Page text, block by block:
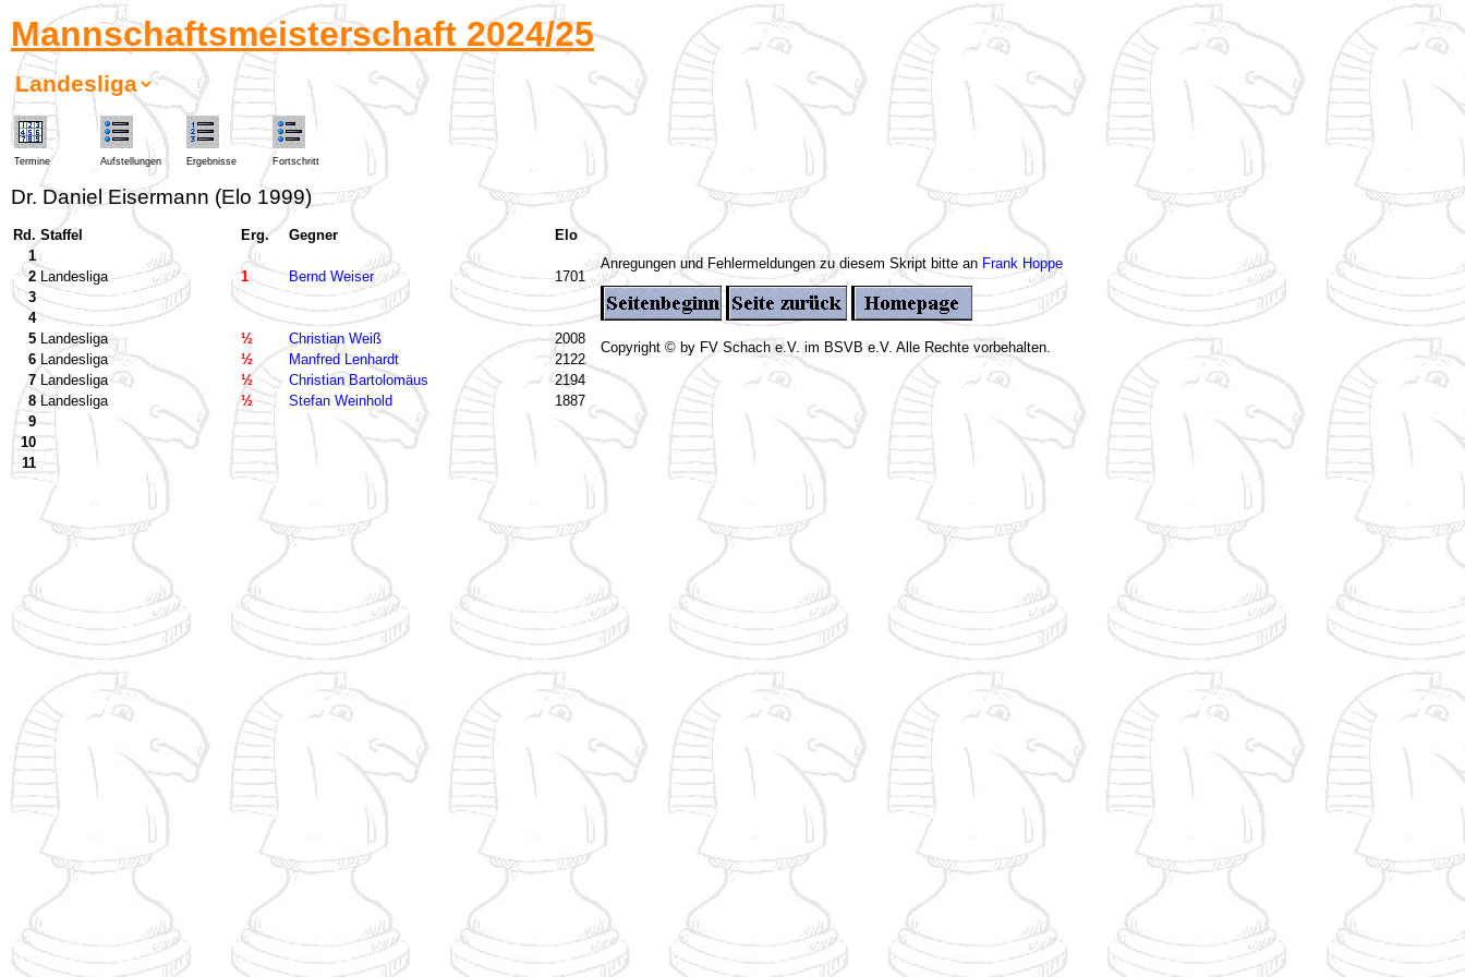
Mannschaftsmeisterschaft 2024/25
Termine Aufstellungen Ergebnisse Fortschritt
Dr. Daniel Eisermann (Elo 1999)
Rd. Staffel Erg. Gegner
Elo
1
2 Landesliga 1 Bernd Weiser
1701
3
4
5 Landesliga ½ Christian Weiß
2008
6 Landesliga ½ Manfred Lenhardt
2122
7 Landesliga ½ Christian Bartolomäus
2194
8 Landesliga ½ Stefan Weinhold
1887
9
10
11
Anregungen und Fehlermeldungen zu diesem Skript bitte an Frank Hoppe
Copyright © by FV Schach e.V. im BSVB e.V. Alle Rechte vorbehalten.